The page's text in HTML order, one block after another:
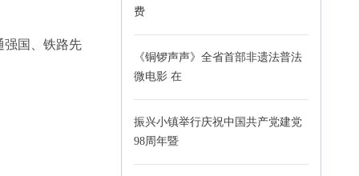
强国、铁路先
费
《铜锣声声》全省首部非遗法普法
微电影 在
振兴小镇举行庆祝中国共产党建党
98周年暨